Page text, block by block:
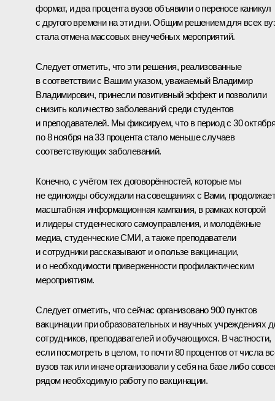
формат, и два процента вузов объявили о переносе каникул
с другого времени на эти дни. Общим решением для всех
стала отмена массовых внеучебных мероприятий.
Следует отметить, что эти решения, реализованные
в соответствии с Вашим указом, уважаемый Владимир
Владимирович, принесли позитивный эффект и позволили
снизить количество заболеваний среди студентов
и преподавателей. Мы фиксируем, что в период с 30
по 8 ноября на 33 процента стало меньше случаев
соответствующих заболеваний.
Конечно, с учётом тех договорённостей, которые мы
не единожды обсуждали на совещаниях с Вами,
масштабная информационная кампания, в рамках которой
и лидеры студенческого самоуправления, и молодёжные
медиа, студенческие СМИ, а также преподаватели
и сотрудники рассказывают и о пользе вакцинации,
и о необходимости приверженности профилактическим
мероприятиям.
Следует отметить, что сейчас организовано 900 пунктов
вакцинации при образовательных и научных учреждениях
сотрудников, преподавателей и обучающихся. В частности,
если посмотреть в целом, то почти 80 процентов от числа
вузов так или иначе организовали у себя на базе либо
рядом необходимую работу по вакцинации.